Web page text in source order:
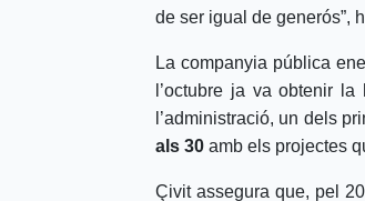
de ser igual de generós”,
La companyia pública
l’octubre ja va obtenir la
l’administració, un dels
als 30 amb els projectes
Çivit assegura que, pel